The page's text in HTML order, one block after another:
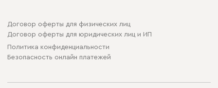
Договор оферты для физических лиц
Договор оферты для юридических лиц и ИП
Политика конфиденциальности
Безопасность онлайн платежей